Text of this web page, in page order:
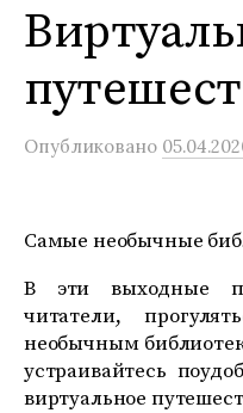
Опубликовано
Самые необычные
В эти выходные
читатели,
необычным
устраивайтесь
виртуальное